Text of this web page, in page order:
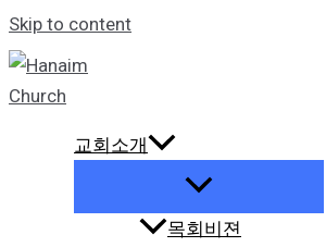
Skip to content
교회소개
목회비젼